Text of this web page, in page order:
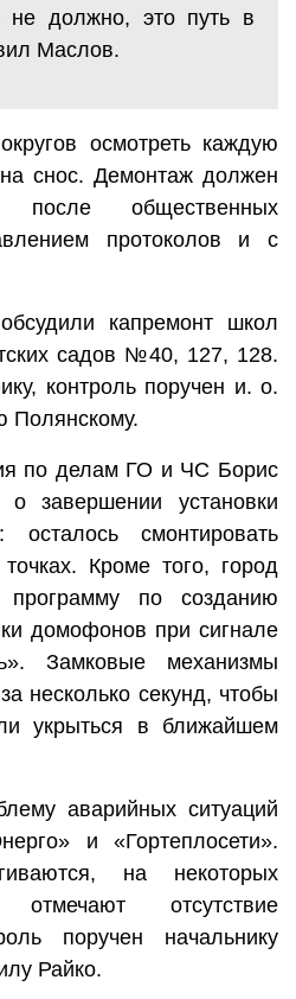
не должно, это путь в
Маслов.
осмотреть каждую
снос. Демонтаж должен
после общественных
протоколов и с
капремонт школ
садов №40, 127, 128.
контроль поручен и. о.
Полянскому.
по делам ГО и ЧС Борис
завершении установки
осталось смонтировать
Кроме того, город
по созданию
домофонов при сигнале
Замковые механизмы
несколько секунд, чтобы
укрыться в ближайшем
аварийных ситуаций
и «Гортеплосети».
на некоторых
отсутствие
поручен начальнику
Райко.